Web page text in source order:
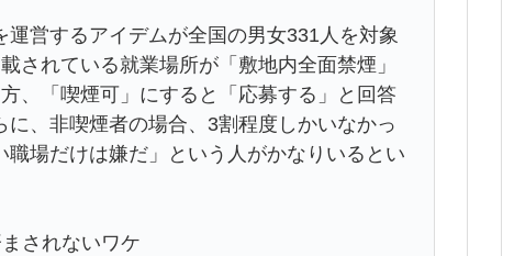
営するアイデムが全国の男女331人を対象
されている就業場所が「敷地内全面禁煙」
、「喫煙可」にすると「応募する」と回答
、非喫煙者の場合、3割程度しかいなかっ
場だけは嫌だ」という人がかなりいるとい
されないワケ